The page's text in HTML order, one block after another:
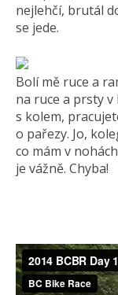
nejlehčí, brutál
se jede.
Bolí mě ruce a
na ruce a prsty
s kolem,
o pařezy. Jo,
co mám v
je vážně. Chyba!